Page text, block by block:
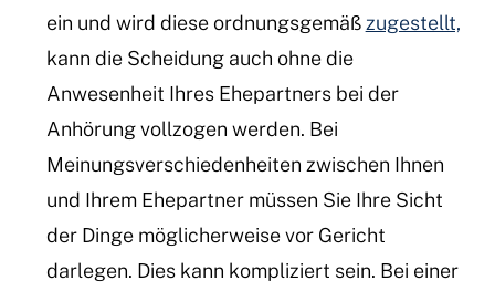
ein und wird diese ordnungsgemäß zugestellt,
kann die Scheidung auch ohne die
Anwesenheit Ihres Ehepartners bei der
Anhörung vollzogen werden. Bei
Meinungsverschiedenheiten zwischen Ihnen
und Ihrem Ehepartner müssen Sie Ihre Sicht
der Dinge möglicherweise vor Gericht
darlegen. Dies kann kompliziert sein. Bei einer